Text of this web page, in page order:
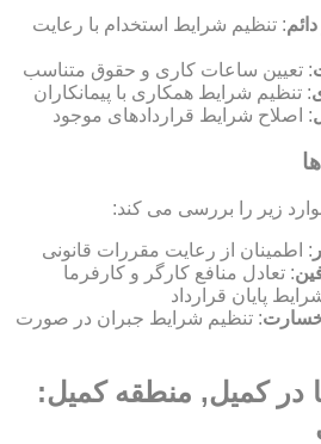
: تنظیم شرایط استخدام با رعایت
: تعیین ساعات کاری و حقوق متناسب
: تنظیم شرایط همکاری با پیمانکاران
: اصلاح شرایط قراردادهای موجود
زیر را بررسی می کند:
: اطمینان از رعایت مقررات قانونی
: تعادل منافع کارگر و کارفرما
پایان قرارداد
خسارت: تنظیم شرایط جبران در صورت
در کمیل, منطقه کمیل: